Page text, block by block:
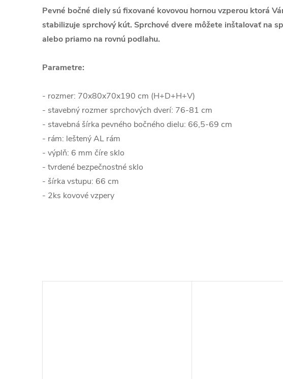
Pevné bočné diely sú fixované kovovou hornou vzperou ktorá
stabilizuje sprchový kút. Sprchové dvere môžete inštalovať na
alebo priamo na rovnú podlahu.
Parametre:
- rozmer: 70x80x70x190 cm (H+D+H+V)
- stavebný rozmer sprchových dverí: 76-81 cm
- stavebná šírka pevného bočného dielu: 66,5-69 cm
- rám: leštený AL rám
- výplň: 6 mm číre sklo
- tvrdené bezpečnostné sklo
- šírka vstupu: 66 cm
- 2ks kovové vzpery